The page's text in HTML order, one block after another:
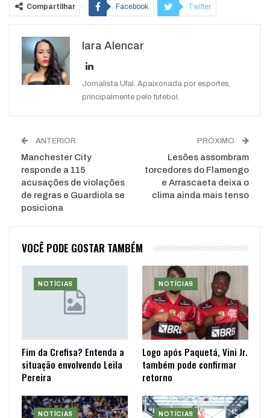
Compartilhar Facebook Twitter
WhatsApp
Iara Alencar
Jornalista Ufal. Apaixonada por esportes,
principalmente pelo futebol.
ANTERIOR
Manchester City
responde a 115
acusações de violações
de regras e Guardiola se
posiciona
PRÓXIMO
Lesões assombram
torcedores do Flamengo
e Arrascaeta deixa o
clima ainda mais tenso
VOCÊ PODE GOSTAR TAMBÉM
NOTÍCIAS
Fim da Crefisa? Entenda a
situação envolvendo Leila
Pereira
NOTÍCIAS
Logo após Paquetá, Vini Jr.
também pode confirmar
retorno
NOTÍCIAS NOTÍCIAS